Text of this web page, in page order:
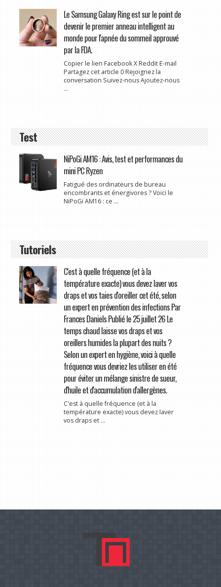
Le Samsung Galaxy Ring est sur le point de
devenir le premier anneau intelligent au
monde pour l'apnée du sommeil approuvé
par la FDA.
Copier le lien Facebook X Reddit E-mail
Partagez cet article 0 Rejoignez la
conversation Suivez-nous Ajoutez-nous
...
Test
NiPoGi AM16 : Avis, test et performances du
mini PC Ryzen
Fatigué des ordinateurs de bureau
encombrants et énergivores ? Voici le
NiPoGi AM16 : ce ...
Tutoriels
C'est à quelle fréquence (et à la
température exacte) vous devez laver vos
draps et vos taies d'oreiller cet été, selon
un expert en prévention des infections Par
Frances Daniels Publié le 25 juillet 26 Le
temps chaud laisse vos draps et vos
oreillers humides la plupart des nuits ?
Selon un expert en hygiène, voici à quelle
fréquence vous devriez les utiliser en été
pour éviter un mélange sinistre de sueur,
d'huile et d'accumulation d'allergènes.
C'est à quelle fréquence (et à la
température exacte) vous devez laver
vos draps et ...